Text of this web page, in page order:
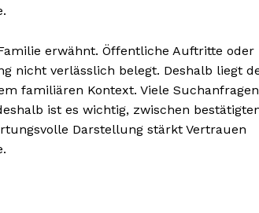
erwähnt. Öffentliche Auftritte oder
nicht verlässlich belegt. Deshalb liegt
familiären Kontext. Viele Suchanfragen
ist es wichtig, zwischen
Darstellung stärkt Vertrauen